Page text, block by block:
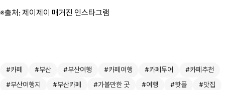
※출처: 제이제이 매거진 인스타그램
#카페 #부산 #부산여행 #카페여행 #카페투어
#카페추천
#부산여행지
#부산카페 #가볼만한 곳 #여행 #핫플
#맛집